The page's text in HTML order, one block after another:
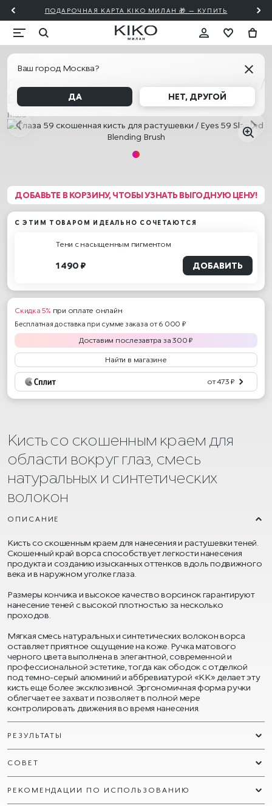
ПОДАРОЧНАЯ КАРТА KIKO МИЛАН 🎁 — КУПИТЬ
Ваш город Москва?
ДА НЕТ, ДРУГОЙ
Глаза 59 скошенная кисть для растушевки /
Eyes 59 Slanted Blending Brush
Глаза
ДОБАВЬТЕ В КОРЗИНУ, ЧТОБЫ УЗНАТЬ ВЫГОДНУЮ ЦЕНУ!
С ЭТИМ ТОВАРОМ ИДЕАЛЬНО СОЧЕТАЮТСЯ
Тени с насыщенным пигментом
1 490 ₽ ДОБАВИТЬ
Скидка 5% при оплате онлайн
Бесплатная доставка при сумме заказа от 6 000 ₽
Доставим послезавтра за300 ₽
Найти в магазине
от 473 ₽
Кисть со скошенным краем для
области вокруг глаз, смесь
натуральных и синтетических
волокон
ОПИСАНИЕ
Кисть со скошенным краем для нанесения и растушевки теней.
Скошенный край ворса способствует легкости нанесения
продукта и созданию изысканных оттенков вдоль подвижного
века и в наружном уголке глаза.
Размеры кончика и высокое качество ворсинок гарантируют
нанесение теней с высокой плотностью за несколько
проходов.
Мягкая смесь натуральных и синтетических волокон ворса
оставляет приятное ощущение на коже. Ручка матового
черного цвета выполнена в элегантной, современной и
профессиональной эстетике, тогда как ободок с отделкой
под темно-серый алюминий и аббревиатурой «КК» делает эту
кисть еще более эксклюзивной. Эргономичная форма ручки
облегчает ее захват и позволяет в полной мере
контролировать движения во время нанесения.
РЕЗУЛЬТАТЫ
СОВЕТ
РЕКОМЕНДАЦИИ ПО ИСПОЛЬЗОВАНИЮ